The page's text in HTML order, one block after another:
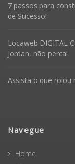
7 passos para
de Sucesso!
Locaweb DIGITAL
Jordan, não perca!
Assista o que rolou
Navegue
Home